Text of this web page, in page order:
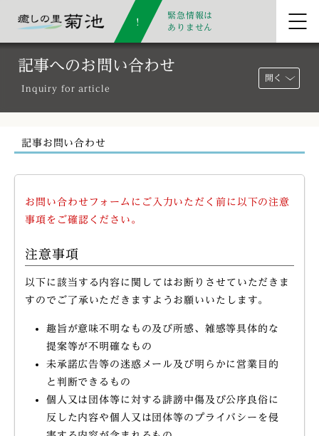
緊急情報は
ありません
記事へのお問い合わせ
Inquiry for article
開く
記事お問い合わせ
お問い合わせフォームにご入力いただく前に以下の注意
事項をご確認ください。
注意事項
以下に該当する内容に関してはお断りさせていただきま
すのでご了承いただきますようお願いいたします。
趣旨が意味不明なもの及び所感、雑感等具体的な
提案等が不明確なもの
未承諾広告等の迷惑メール及び明らかに営業目的
と判断できるもの
個人又は団体等に対する誹謗中傷及び公序良俗に
反した内容や個人又は団体等のプライバシーを侵